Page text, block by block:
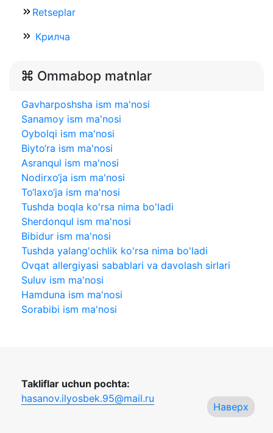
Retseplar
Крилча
Ommabop matnlar
Gavharposhsha ism ma'nosi
Sanamoy ism ma'nosi
Oybolqi ism ma'nosi
Biyto‘ra ism ma'nosi
Asranqul ism ma'nosi
Nodirxo‘ja ism ma'nosi
To‘laxo‘ja ism ma'nosi
Tushda boqla ko'rsa nima bo'ladi
Sherdonqul ism ma'nosi
Bibidur ism ma'nosi
Tushda yalang'ochlik ko'rsa nima bo'ladi
Ovqat allergiyasi sabablari va davolash sirlari
Suluv ism ma'nosi
Hamduna ism ma'nosi
Sorabibi ism ma'nosi
Наверх
Takliflar uchun pochta:
hasanov.ilyosbek.95@mail.ru